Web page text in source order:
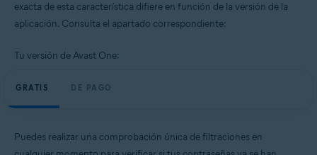
exacta de esta característica difiere en función de la versión de la
aplicación. Consulta el apartado correspondiente:
Tu versión de Avast One:
GRATIS DE PAGO
Puedes realizar una comprobación única de filtraciones en